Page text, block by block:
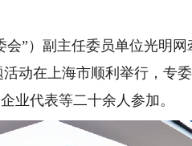
）副主任委员单位光明网
动在上海市顺利举行，专
业代表等二十余人参加。